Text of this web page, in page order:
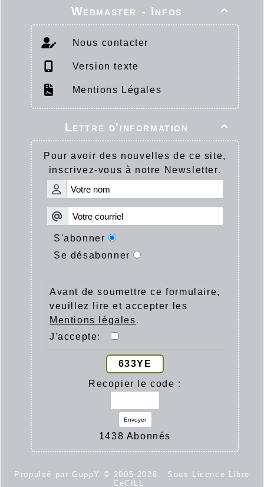

Webmaster - Infos
Nous contacter
Version texte
Mentions Légales

Lettre d'information
Pour avoir des nouvelles de ce site,
inscrivez-vous à notre Newsletter.
S'abonner
Se désabonner
Avant de soumettre ce formulaire,
veuillez lire et accepter les
Mentions légales.
J'accepte:
633YE
Recopier le code :
Envoyer
1438 Abonnés
Propulsé par GuppY © 2005-2026
Sous Licence Libre
CeCILL